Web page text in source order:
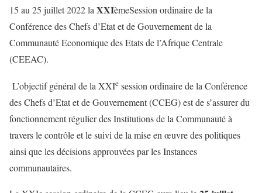
15 au 25 juillet 2022 la XXIèmeSession ordinaire de la
Conférence des Chefs d’Etat et de Gouvernement de la
Communauté Economique des Etats de l’Afrique Centrale
(CEEAC).
L’objectif général de la XXIe session ordinaire de la Conférence
des Chefs d’Etat et de Gouvernement (CCEG) est de s’assurer du
fonctionnement régulier des Institutions de la Communauté à
travers le contrôle et le suivi de la mise en œuvre des politiques
ainsi que les décisions approuvées par les Instances
communautaires.